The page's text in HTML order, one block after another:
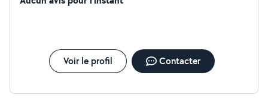
Voir le profil Contacter